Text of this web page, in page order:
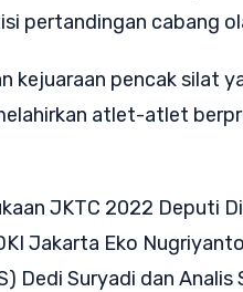
pertandingan cabang
kejuaraan pencak silat
atlet-atlet
JKTC 2022 Deputi
Jakarta Eko
Dedi Suryadi dan